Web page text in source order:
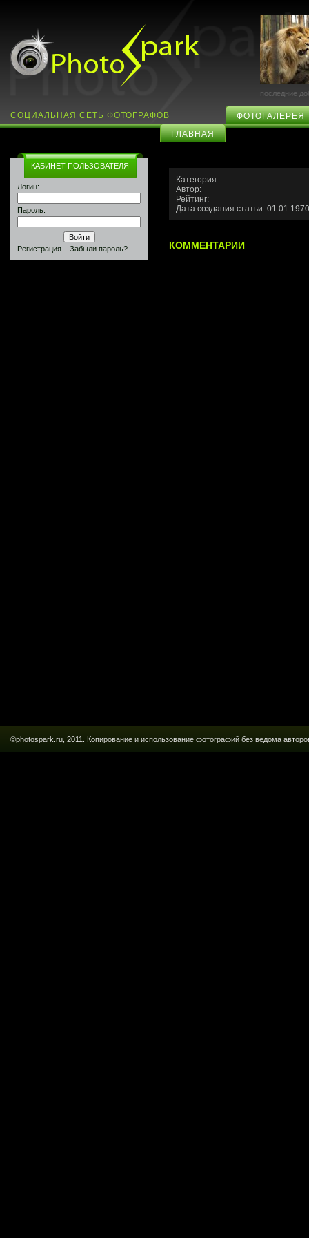
последние
СОЦИАЛЬНАЯ СЕТЬ ФОТОГРАФОВ
ФОТОГАЛЕРЕЯ
ГЛАВНАЯ
КАБИНЕТ ПОЛЬЗОВАТЕЛЯ
Логин:
Пароль:
Регистрация Забыли пароль?
Категория:
Автор:
Рейтинг:
Дата создания статьи:
КОММЕНТАРИИ
©photospark.ru, 2011. Копирование и использование фотографий без ведома